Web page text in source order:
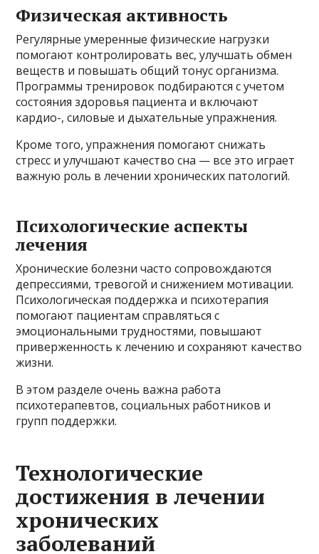
Физическая активность
Регулярные умеренные физические нагрузки
помогают контролировать вес, улучшать обмен
веществ и повышать общий тонус организма.
Программы тренировок подбираются с учетом
состояния здоровья пациента и включают
кардио-, силовые и дыхательные упражнения.
Кроме того, упражнения помогают снижать
стресс и улучшают качество сна — все это играет
важную роль в лечении хронических патологий.
Психологические аспекты
лечения
Хронические болезни часто сопровождаются
депрессиями, тревогой и снижением мотивации.
Психологическая поддержка и психотерапия
помогают пациентам справляться с
эмоциональными трудностями, повышают
приверженность к лечению и сохраняют качество
жизни.
В этом разделе очень важна работа
психотерапевтов, социальных работников и
групп поддержки.
Технологические
достижения в лечении
хронических
заболеваний